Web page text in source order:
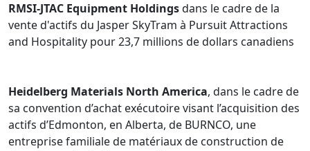
RMSI-JTAC Equipment Holdingsdans le cadre de la
vente d'actifs du Jasper SkyTram à Pursuit Attractions
and Hospitality pour 23,7 millions de dollars canadiens
Heidelberg Materials North America, dans le cadre de
sa convention d’achat exécutoire visant l’acquisition des
actifs d’Edmonton, en Alberta, de BURNCO, une
entreprise familiale de matériaux de construction de